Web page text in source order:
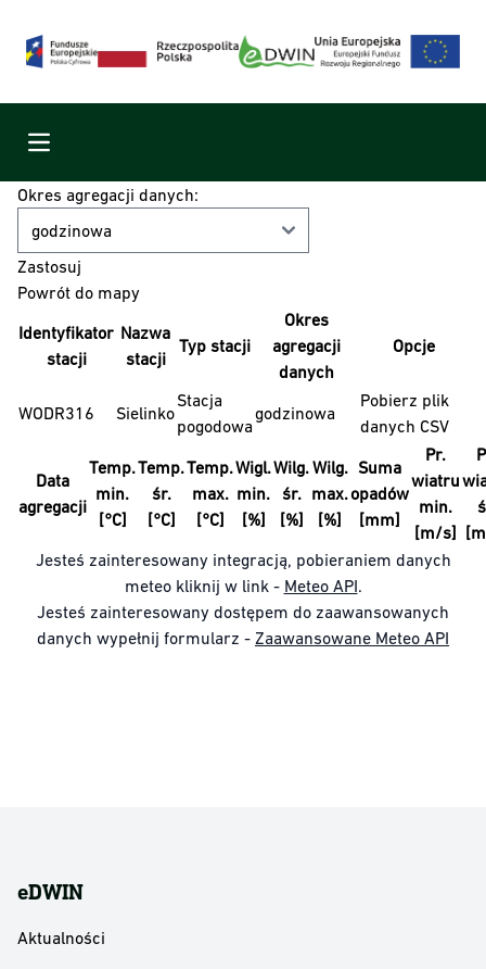
Menu
Okres agregacji danych:
Powrót do mapy
Identyfikator
stacji
Nazwa
stacji
Typ stacji
Okres
agregacji
danych
Opcje
WODR316 Sielinko
Stacja
pogodowa
godzinowa
Pobierz plik
danych CSV
Data
agregacji
Temp.
min.
[°C]
Temp.
śr.
[°C]
Temp.
max.
[°C]
Wigl.
min.
[%]
Wilg.
śr.
[%]
Wilg.
max.
[%]
Suma
opadów
[mm]
Pr.
wiatru
min.
[m/s]
Jesteś zainteresowany integracją, pobieraniem danych
meteo kliknij w link - Meteo API.
Jesteś zainteresowany dostępem do zaawansowanych
danych wypełnij formularz - Zaawansowane Meteo API
eDWIN
Aktualności